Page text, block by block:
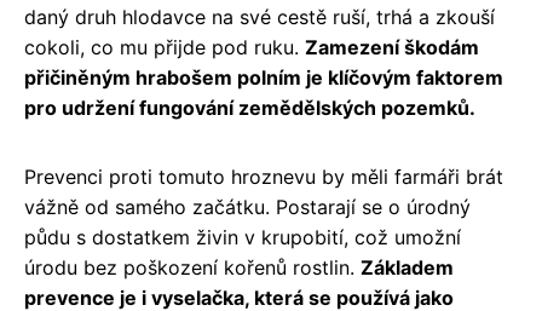
daný druh hlodavce na své cestě ruší, trhá a zkouší
cokoli, co mu přijde pod ruku. Zamezení škodám
přičiněným hrabošem polním je klíčovým faktorem
pro udržení fungování zemědělských pozemků.
Prevenci proti tomuto hroznevu by měli farmáři brát
vážně od samého začátku. Postarají se o úrodný
půdu s dostatkem živin v krupobití, což umožní
úrodu bez poškození kořenů rostlin. Základem
prevence je i vyselačka, která se používá jako